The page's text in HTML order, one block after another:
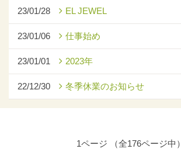
23/01/28 EL JEWEL
23/01/06 仕事始め
23/01/01 2023年
22/12/30 冬季休業のお知らせ
1ページ （全176ページ中）